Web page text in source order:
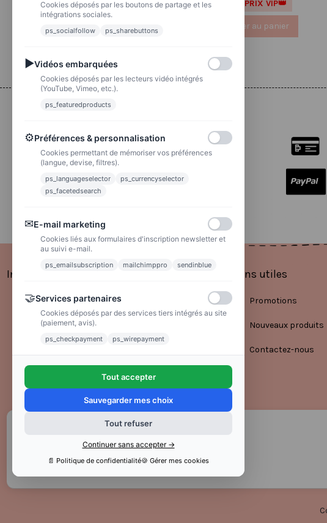
Ajouter au panier
PRIX VIP👑
Ajouter au panier
Colissimo
Livraison colis en 48h
La poste
Lettre suivie 72h
Informations
Mentions légales
Conditions générales de vente
Liens utiles
Promotions
Nouveaux produits
Contactez-nous
Cookies déposés par les boutons de partage et les
intégrations sociales.
ps_socialfollow ps_sharebuttons
▶Vidéos embarquées
Cookies déposés par les lecteurs vidéo intégrés
(YouTube, Vimeo, etc.).
ps_featuredproducts
⚙Préférences & personnalisation
Cookies permettant de mémoriser vos préférences
(langue, devise, filtres).
ps_languageselector
ps_currencyselector
ps_facetedsearch
✉E-mail marketing
Cookies liés aux formulaires d'inscription newsletter et
au suivi e-mail.
ps_emailsubscription mailchimppro sendinblue
🤝Services partenaires
Cookies déposés par des services tiers intégrés au site
(paiement, avis).
ps_checkpayment ps_wirepayment
Tout accepter
Sauvegarder mes choix
Tout refuser
Continuer sans accepter →
📄 Politique de confidentialité🍪 Gérer mes cookies